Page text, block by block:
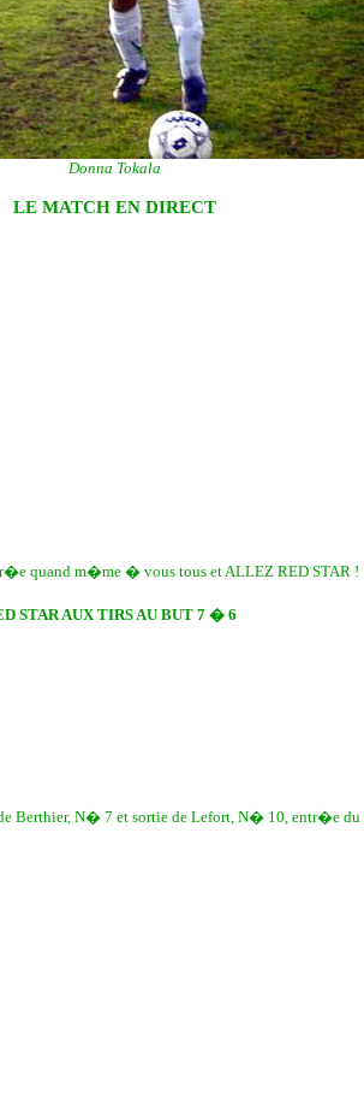
Donna Tokala
LE MATCH EN DIRECT
quand m�me � vous tous et ALLEZ RED STAR !
STAR AUX TIRS AU BUT 7 � 6
Berthier, N� 7 et sortie de Lefort, N� 10, entr�e